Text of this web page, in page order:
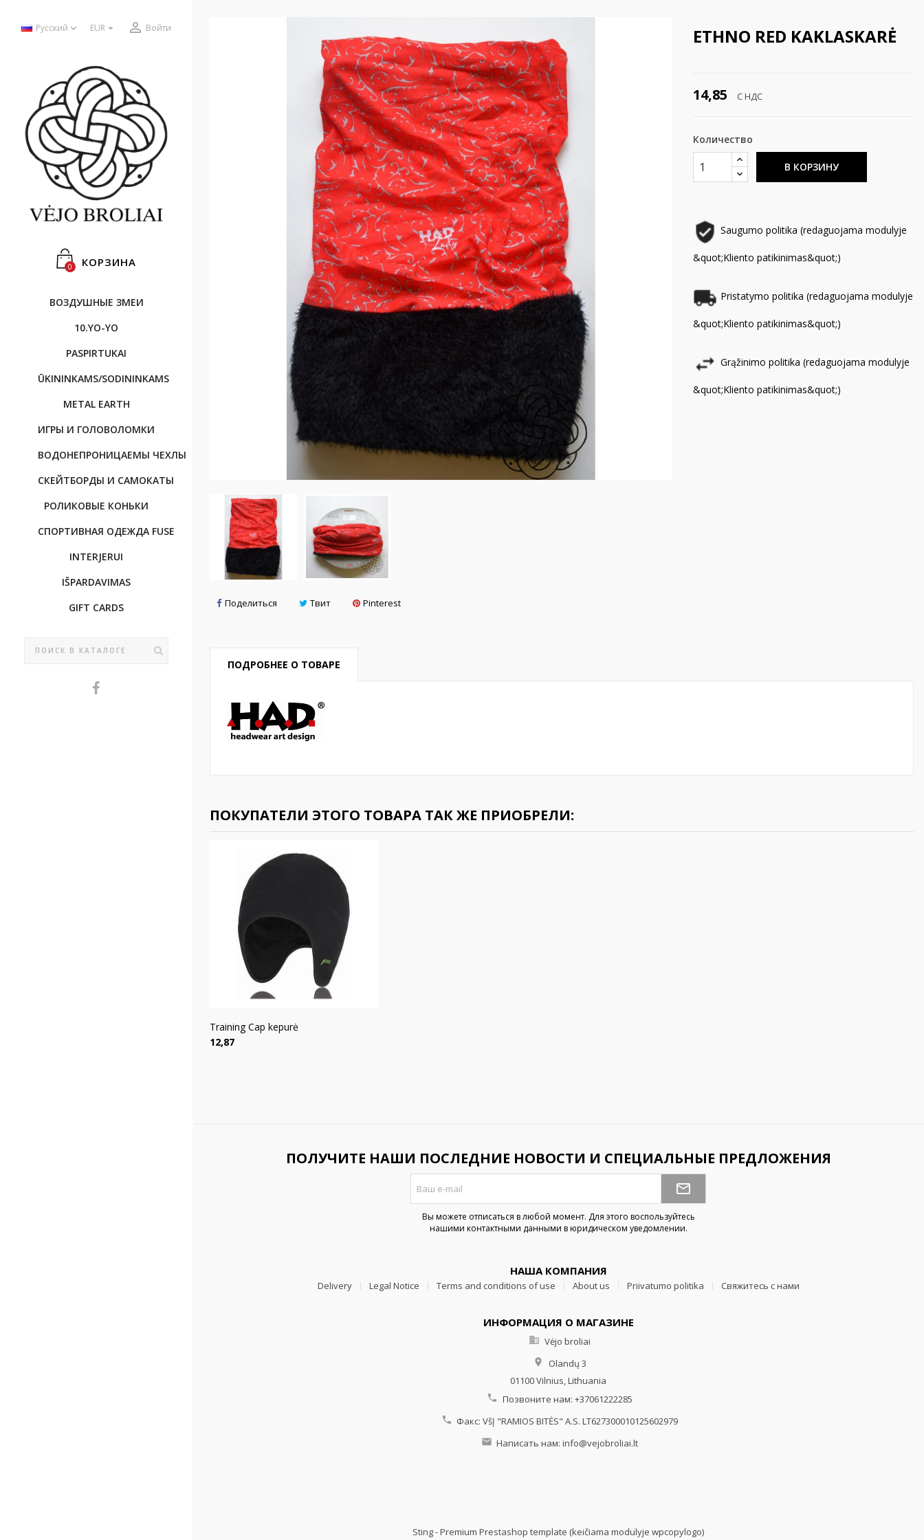
Русский  EUR   Войти
КОРЗИНА
0
ВОЗДУШНЫЕ ЗМЕИ
10.YO-YO
PASPIRTUKAI
ŪKININKAMS/SODININKAMS
METAL EARTH
ИГРЫ И ГОЛОВОЛОМКИ
BОДОНЕПРОНИЦАЕМЫ ЧЕХЛЫ
CКЕЙТБОРДЫ И САМОКАТЫ
РОЛИКОВЫЕ КОНЬКИ
CПОРТИВНAЯ OДЕЖДА FUSE
INTERJERUI
IŠPARDAVIMAS
GIFT CARDS
Поделиться Твит Pinterest
ETHNO RED KAKLASKARĖ
14,85 С НДС
Количество
В КОРЗИНУ
Saugumo politika (redaguojama modulyje
&quot;Kliento patikinimas&quot;)
Pristatymo politika (redaguojama modulyje
&quot;Kliento patikinimas&quot;)
Grąžinimo politika (redaguojama modulyje
&quot;Kliento patikinimas&quot;)
ПОДРОБНЕЕ О ТОВАРЕ
ПОКУПАТЕЛИ ЭТОГО ТОВАРА ТАК ЖЕ ПРИОБРЕЛИ:
Training Cap kepurė
Цена
12,87
ПОЛУЧИТЕ НАШИ ПОСЛЕДНИЕ НОВОСТИ И СПЕЦИАЛЬНЫЕ ПРЕДЛОЖЕНИЯ
Вы можете отписаться в любой момент. Для этого воспользуйтесь
нашими контактными данными в юридическом уведомлении.
НАША КОМПАНИЯ
Delivery Legal Notice Terms and conditions of use About us Priivatumo politika Свяжитесь с нами
ИНФОРМАЦИЯ О МАГАЗИНЕ
 Vėjo broliai

Olandų 3
01100 Vilnius,Lithuania
 Позвоните нам: +37061222285
 Факс: VšĮ "RAMIOS BITĖS" A.S. LT627300010125602979
 Написать нам: info@vejobroliai.lt
Sting - Premium Prestashop template (keičiama modulyje wpcopylogo)